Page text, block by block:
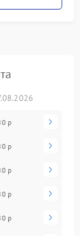
р
р
р
р
р